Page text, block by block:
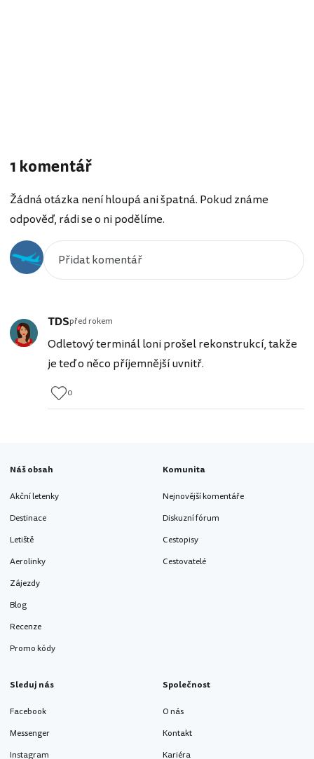
1 komentář
Žádná otázka není hloupá ani špatná. Pokud známe
odpověď, rádi se o ni podělíme.
TDSpřed rokem
Odletový terminál loni prošel rekonstrukcí, takže
je teď o něco příjemnější uvnitř.
0
Náš obsah
Akční letenky
Destinace
Letiště
Aerolinky
Zájezdy
Blog
Recenze
Promo kódy
Komunita
Nejnovější komentáře
Diskuzní fórum
Cestopisy
Cestovatelé
Sleduj nás
Facebook
Messenger
Instagram
Společnost
O nás
Kontakt
Kariéra